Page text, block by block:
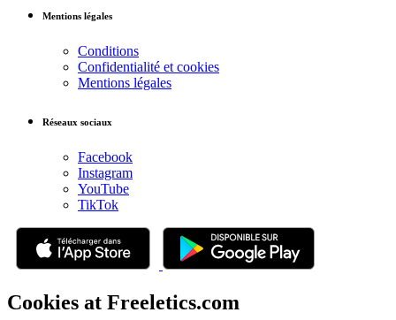
Mentions légales
Conditions
Confidentialité et cookies
Mentions légales
Réseaux sociaux
Facebook
Instagram
YouTube
TikTok
Cookies at Freeletics.com